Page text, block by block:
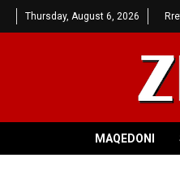
Thursday, August 6, 2026
MAQEDONI